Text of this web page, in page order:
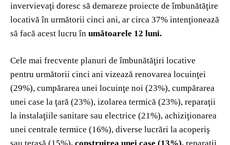
invervievaţi doresc să demareze proiecte de îmbunătăţire
locativă în următorii cinci ani, ar circa 37% intenţionează
să facă acest lucru în umătoarele 12 luni.
Cele mai frecvente planuri de îmbunătăţiri locative
pentru următorii cinci ani vizează renovarea locuinţei
(29%), cumpărarea unei locuinţe noi (23%), cumpărarea
unei case la ţară (23%), izolarea termică (23%), reparaţii
la instalaţiile sanitare sau electrice (21%), achiziţionarea
unei centrale termice (16%), diverse lucrări la acoperiş